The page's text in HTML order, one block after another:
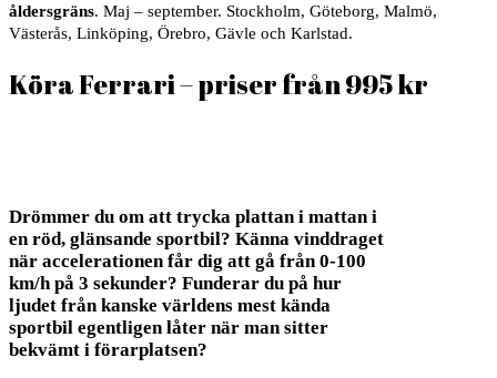
åldersgräns. Maj – september. Stockholm, Göteborg, Malmö,
Västerås, Linköping, Örebro, Gävle och Karlstad.
Köra Ferrari – priser från 995 kr
Drömmer du om att trycka plattan i mattan i
en röd, glänsande sportbil? Känna vinddraget
när accelerationen får dig att gå från 0-100
km/h på 3 sekunder? Funderar du på hur
ljudet från kanske världens mest kända
sportbil egentligen låter när man sitter
bekvämt i förarplatsen?